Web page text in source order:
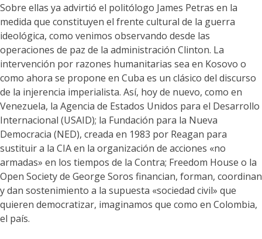
Sobre ellas ya advirtió el politólogo James Petras en la
medida que constituyen el frente cultural de la guerra
ideológica, como venimos observando desde las
operaciones de paz de la administración Clinton. La
intervención por razones humanitarias sea en Kosovo o
como ahora se propone en Cuba es un clásico del discurso
de la injerencia imperialista. Así, hoy de nuevo, como en
Venezuela, la Agencia de Estados Unidos para el Desarrollo
Internacional (USAID); la Fundación para la Nueva
Democracia (NED), creada en 1983 por Reagan para
sustituir a la CIA en la organización de acciones «no
armadas» en los tiempos de la Contra; Freedom House o la
Open Society de George Soros financian, forman, coordinan
y dan sostenimiento a la supuesta «sociedad civil» que
quieren democratizar, imaginamos que como en Colombia,
el país.